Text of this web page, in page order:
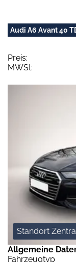
Audi A6 Avant 40
Preis:
MWSt:
Standort
Allgemeine
Fahrzeugtyp